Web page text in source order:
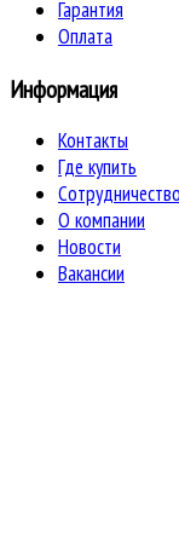
Гарантия
Оплата
Информация
Контакты
Где купить
Сотрудничество
О компании
Новости
Вакансии